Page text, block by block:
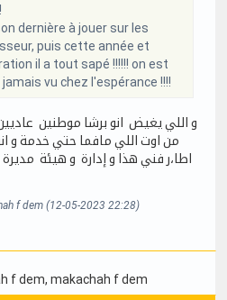
dernière à jouer sur les
puis cette année et
il a tout sapé !!!!!! on est
vu chez l'espérance !!!!
و اللي يغيض انو برشا موطنين عاديين
من اوت اللي مافما حتي خدمة و
اطا،ر فني هذا و إدارة و هيئة
f dem (12-05-2023 22:28)
f dem, makachah f dem